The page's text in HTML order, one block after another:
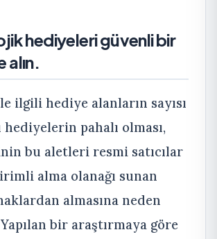
hediyeleri güvenli bir
alın.
ilgili hediye alanların sayısı
hediyelerin pahalı olması,
bu aletleri resmi satıcılar
alma olanağı sunan
almasına neden
bir araştırmaya göre